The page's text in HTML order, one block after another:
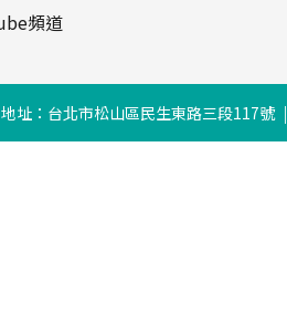
頻道
地址：台北市松山區民生東路三段117號